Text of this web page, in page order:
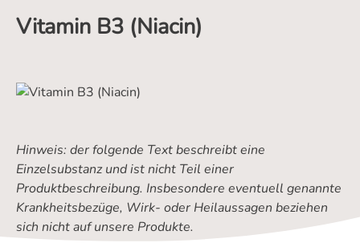
Vitamin B3 (Niacin)
Hinweis: der folgende Text beschreibt eine
Einzelsubstanz und ist nicht Teil einer
Produktbeschreibung. Insbesondere eventuell genannte
Krankheitsbezüge, Wirk- oder Heilaussagen beziehen
sich nicht auf unsere Produkte.